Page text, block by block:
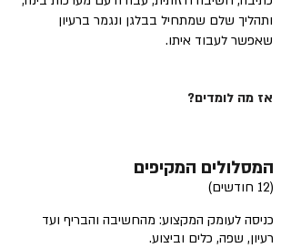
ותהליך שלם שמתחיל בבלגן ונגמר ברעיון
שאפשר לעבוד איתו.
אז מה לומדים?
המסלולים המקיפים
(12 חודשים)
כניסה לעומק המקצוע: מהחשיבה והבריף ועד
רעיון, שפה, כלים וביצוע.